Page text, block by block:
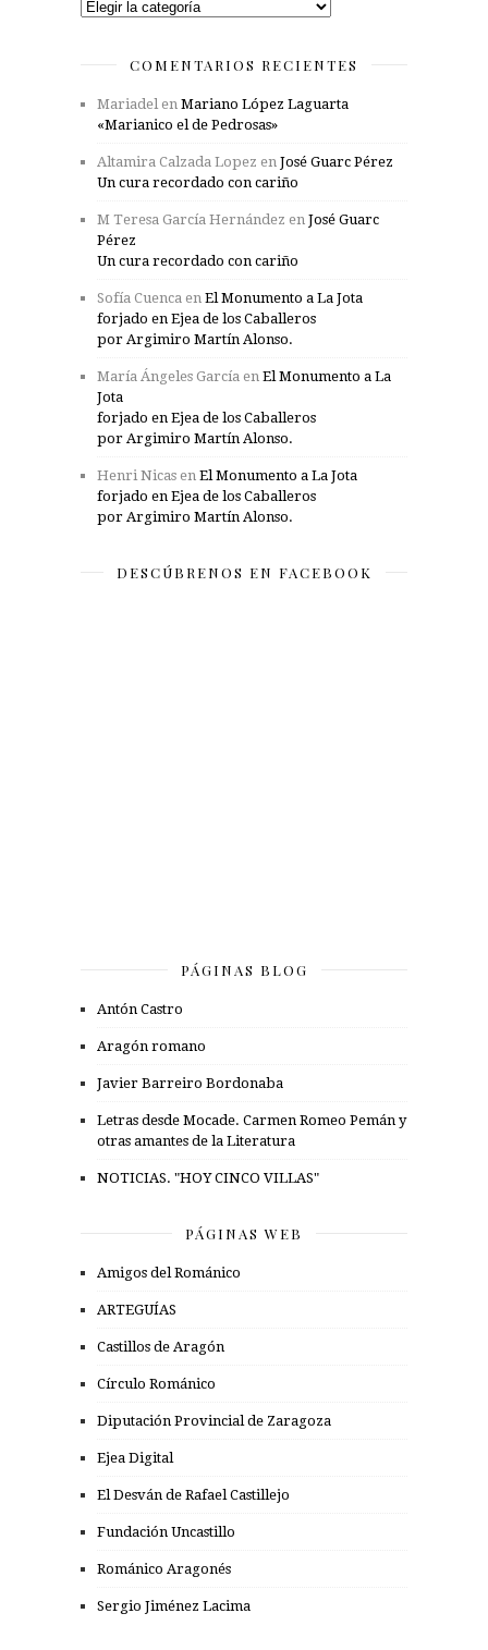
Categorías
COMENTARIOS RECIENTES
Mariadel en Mariano López Laguarta
«Marianico el de Pedrosas»
Altamira Calzada Lopez en José Guarc Pérez
Un cura recordado con cariño
M Teresa García Hernández en José Guarc
Pérez
Un cura recordado con cariño
Sofía Cuenca en El Monumento a La Jota
forjado en Ejea de los Caballeros
por Argimiro Martín Alonso.
María Ángeles García en El Monumento a La
Jota
forjado en Ejea de los Caballeros
por Argimiro Martín Alonso.
Henri Nicas en El Monumento a La Jota
forjado en Ejea de los Caballeros
por Argimiro Martín Alonso.
DESCÚBRENOS EN FACEBOOK
PÁGINAS BLOG
Antón Castro
Aragón romano
Javier Barreiro Bordonaba
Letras desde Mocade. Carmen Romeo Pemán y
otras amantes de la Literatura
NOTICIAS. "HOY CINCO VILLAS"
PÁGINAS WEB
Amigos del Románico
ARTEGUÍAS
Castillos de Aragón
Círculo Románico
Diputación Provincial de Zaragoza
Ejea Digital
El Desván de Rafael Castillejo
Fundación Uncastillo
Románico Aragonés
Sergio Jiménez Lacima